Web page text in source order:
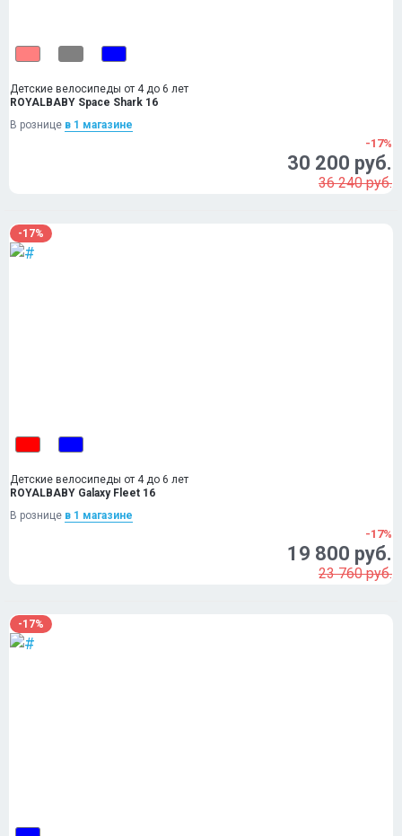
Детские велосипеды от 4 до 6 лет
ROYALBABY Space Shark 16
В рознице в 1 магазинe
-17%
30 200 руб.
36 240 руб.
-17%
Детские велосипеды от 4 до 6 лет
ROYALBABY Galaxy Fleet 16
В рознице в 1 магазинe
-17%
19 800 руб.
23 760 руб.
-17%